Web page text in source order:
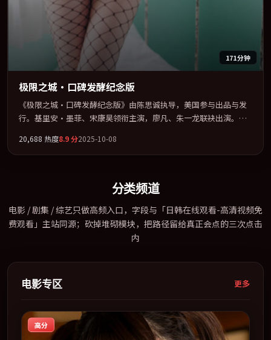
171分钟
极限之城·口碑发酵纪念版
《极限之城·口碑发酵纪念版》由陈思诚执导，美国参与出品与发
行。基里安·墨菲、宋康昊领衔主演，廖凡、朱一龙联袂出演。在
为骨架，在叙事、表演与视听上力求统一。定于 2025-06-03 在内地
院线及主流平台同步亮相，2025 年度话题片中口碑稳健，适合喜欢
20,688 热度8.9分2025-10-08
分类频道
电影 / 剧集 / 综艺只做高频入口，字段与「日韩在线观看-高清视频免
费观看」主站同源；砍掉堆砌模块，把路径留给真正会点的三次点击
内
电影专区 更多
高分